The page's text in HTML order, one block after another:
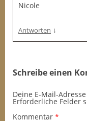
Nicole
Antworten ↓
Schreibe einen
Deine E-Mail-
Erforderliche Felder
Kommentar *